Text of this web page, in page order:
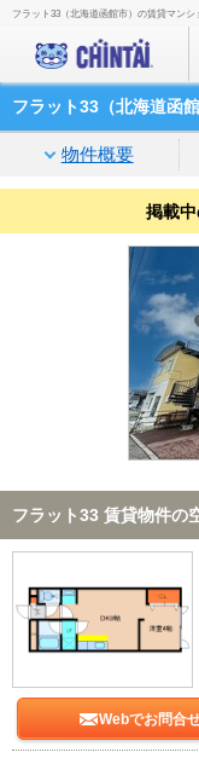
フラット33（北海道函館市）の賃貸マン
フラット33（北海道函
物件概要
掲載
フラット33 賃貸物件の
Webでお問合